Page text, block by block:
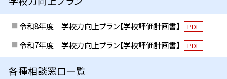
令和8年度 学校力向上プラン【学校評価計画書】 PDF
令和7年度 学校力向上プラン【学校評価計画書】 PDF
各種相談窓口一覧